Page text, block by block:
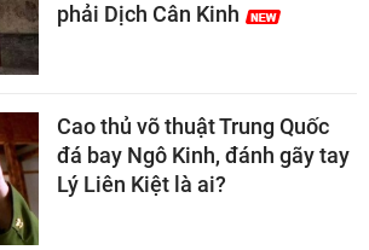
phải Dịch Cân Kinh
Cao thủ võ thuật Trung Quốc
đá bay Ngô Kinh, đánh gãy tay
Lý Liên Kiệt là ai?